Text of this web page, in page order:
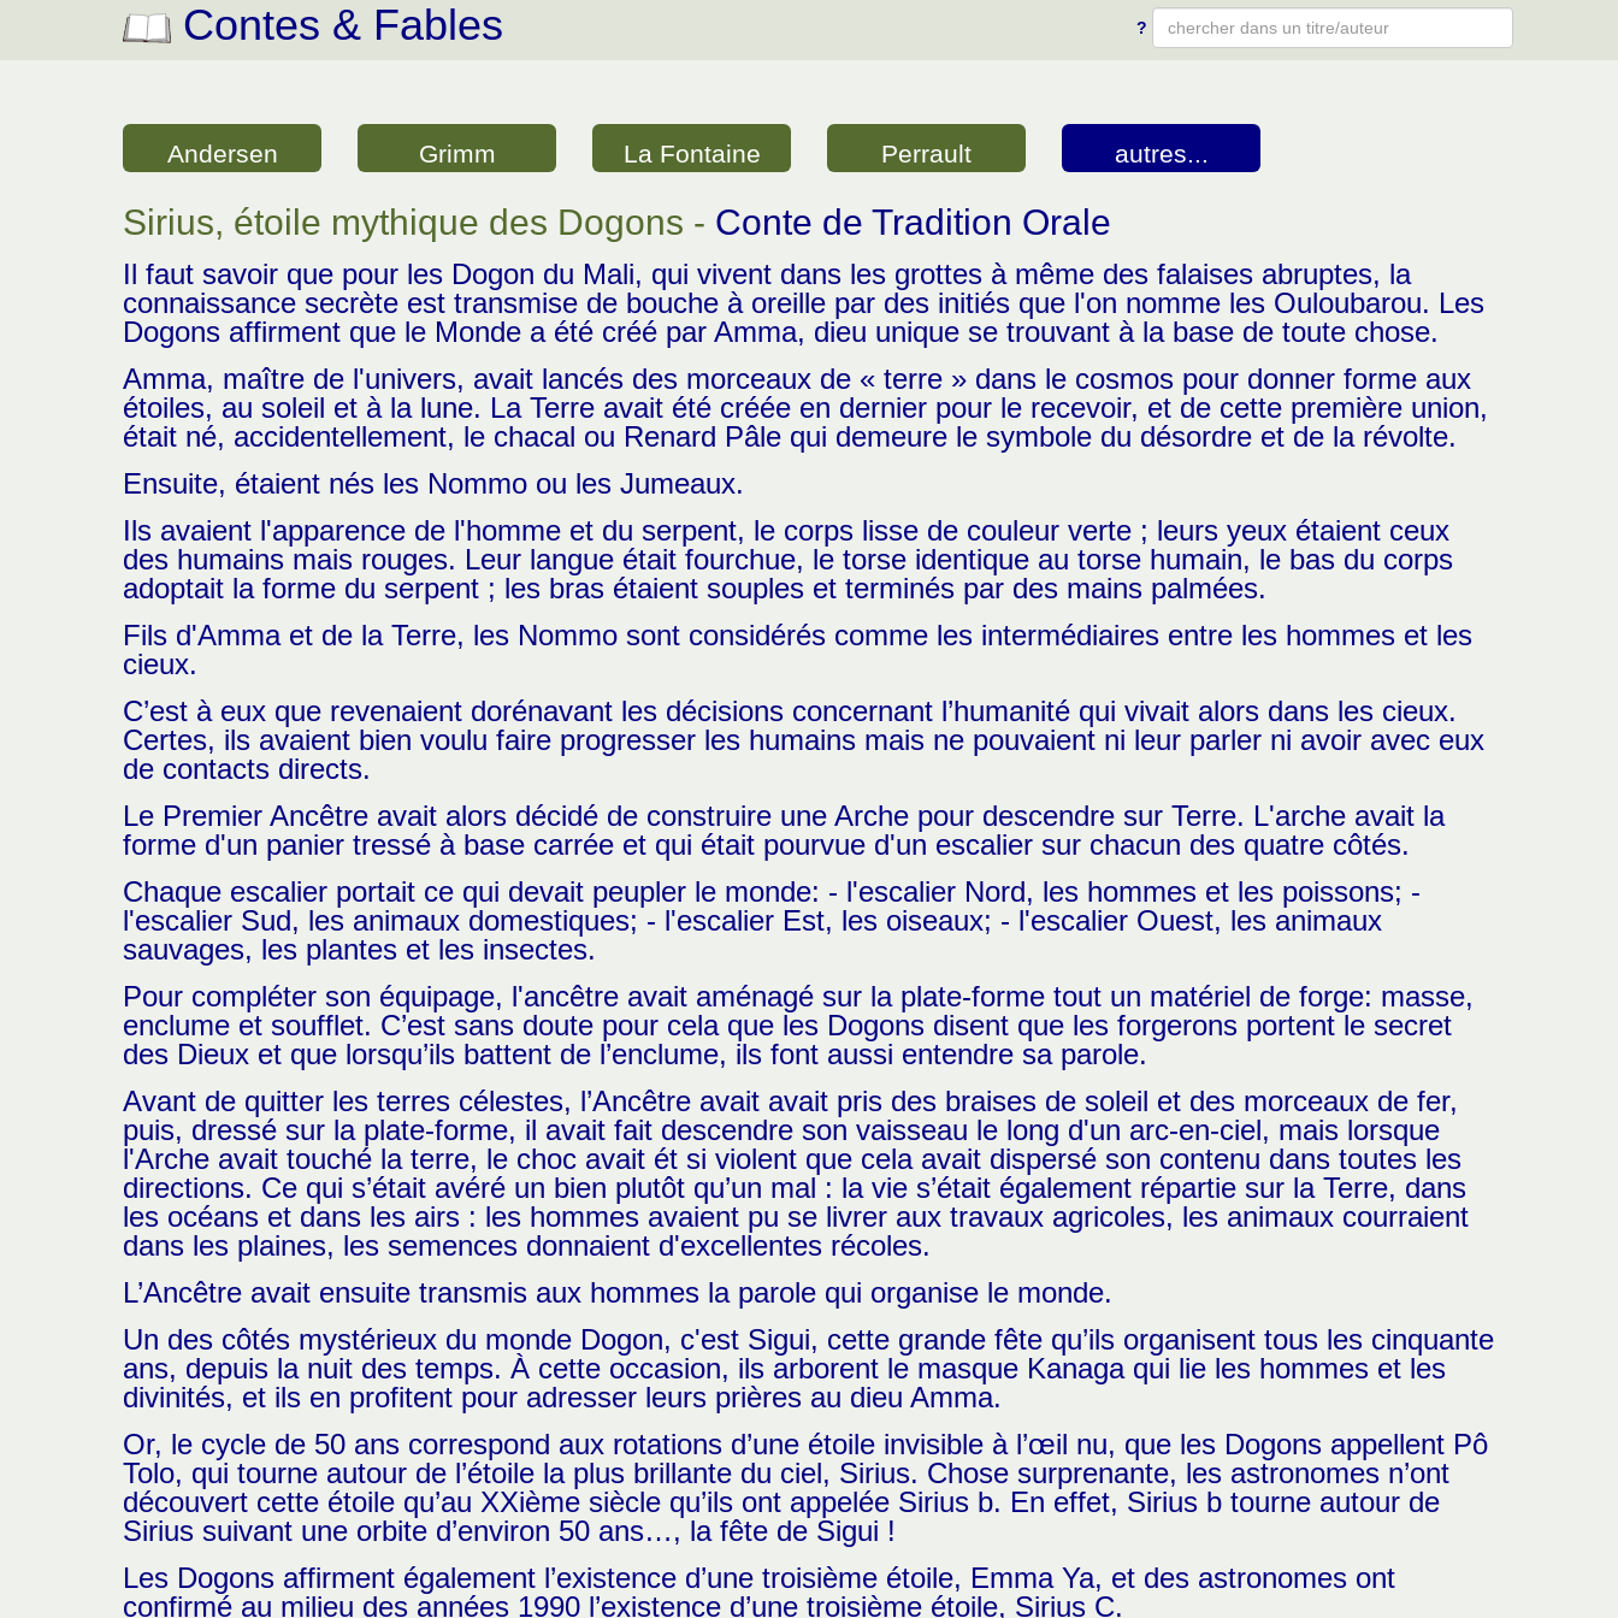
Contes & Fables
?
Andersen Grimm La Fontaine Perrault autres...
Sirius, étoile mythique des Dogons - Conte de Tradition Orale
Il faut savoir que pour les Dogon du Mali, qui vivent dans les grottes à même des falaises abruptes, la
connaissance secrète est transmise de bouche à oreille par des initiés que l'on nomme les Ouloubarou. Les
Dogons affirment que le Monde a été créé par Amma, dieu unique se trouvant à la base de toute chose.
Amma, maître de l'univers, avait lancés des morceaux de « terre » dans le cosmos pour donner forme aux
étoiles, au soleil et à la lune. La Terre avait été créée en dernier pour le recevoir, et de cette première union,
était né, accidentellement, le chacal ou Renard Pâle qui demeure le symbole du désordre et de la révolte.
Ensuite, étaient nés les Nommo ou les Jumeaux.
Ils avaient l'apparence de l'homme et du serpent, le corps lisse de couleur verte ; leurs yeux étaient ceux
des humains mais rouges. Leur langue était fourchue, le torse identique au torse humain, le bas du corps
adoptait la forme du serpent ; les bras étaient souples et terminés par des mains palmées.
Fils d'Amma et de la Terre, les Nommo sont considérés comme les intermédiaires entre les hommes et les
cieux.
C’est à eux que revenaient dorénavant les décisions concernant l’humanité qui vivait alors dans les cieux.
Certes, ils avaient bien voulu faire progresser les humains mais ne pouvaient ni leur parler ni avoir avec eux
de contacts directs.
Le Premier Ancêtre avait alors décidé de construire une Arche pour descendre sur Terre. L'arche avait la
forme d'un panier tressé à base carrée et qui était pourvue d'un escalier sur chacun des quatre côtés.
Chaque escalier portait ce qui devait peupler le monde: - l'escalier Nord, les hommes et les poissons; -
l'escalier Sud, les animaux domestiques; - l'escalier Est, les oiseaux; - l'escalier Ouest, les animaux
sauvages, les plantes et les insectes.
Pour compléter son équipage, l'ancêtre avait aménagé sur la plate-forme tout un matériel de forge: masse,
enclume et soufflet. C’est sans doute pour cela que les Dogons disent que les forgerons portent le secret
des Dieux et que lorsqu’ils battent de l’enclume, ils font aussi entendre sa parole.
Avant de quitter les terres célestes, l’Ancêtre avait avait pris des braises de soleil et des morceaux de fer,
puis, dressé sur la plate-forme, il avait fait descendre son vaisseau le long d'un arc-en-ciel, mais lorsque
l'Arche avait touché la terre, le choc avait ét si violent que cela avait dispersé son contenu dans toutes les
directions. Ce qui s’était avéré un bien plutôt qu’un mal : la vie s’était également répartie sur la Terre, dans
les océans et dans les airs : les hommes avaient pu se livrer aux travaux agricoles, les animaux courraient
dans les plaines, les semences donnaient d'excellentes récoles.
L’Ancêtre avait ensuite transmis aux hommes la parole qui organise le monde.
Un des côtés mystérieux du monde Dogon, c'est Sigui, cette grande fête qu’ils organisent tous les cinquante
ans, depuis la nuit des temps. À cette occasion, ils arborent le masque Kanaga qui lie les hommes et les
divinités, et ils en profitent pour adresser leurs prières au dieu Amma.
Or, le cycle de 50 ans correspond aux rotations d’une étoile invisible à l’œil nu, que les Dogons appellent Pô
Tolo, qui tourne autour de l’étoile la plus brillante du ciel, Sirius. Chose surprenante, les astronomes n’ont
découvert cette étoile qu’au XXième siècle qu’ils ont appelée Sirius b. En effet, Sirius b tourne autour de
Sirius suivant une orbite d’environ 50 ans…, la fête de Sigui !
Les Dogons affirment également l’existence d’une troisième étoile, Emma Ya, et des astronomes ont
confirmé au milieu des années 1990 l’existence d’une troisième étoile, Sirius C.